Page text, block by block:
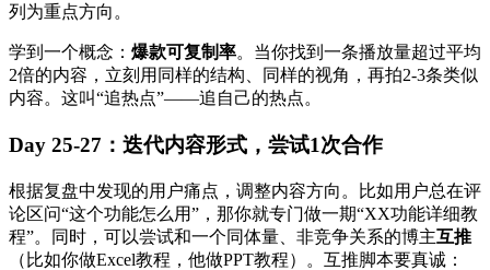
列为重点方向。
学到一个概念： 爆款可复制率。当你找到一条播放量超过平均
2倍的内容，立刻用同样的结构、同样的视角，再拍2-3条类似
内容。这叫“追热点”——追自己的热点。
Day 25-27：迭代内容形式，尝试1次合作
根据复盘中发现的用户痛点，调整内容方向。比如用户总在评
论区问“这个功能怎么用”，那你就专门做一期“XX功能详细教
程”。同时，可以尝试和一个同体量、非竞争关系的博主互推
（比如你做Excel教程，他做PPT教程）。互推脚本要真诚：